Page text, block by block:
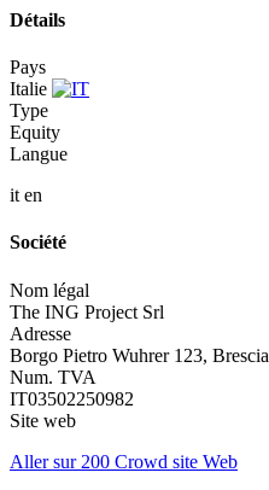
Détails
Pays
Italie
Type
Equity
Langue
it en
Société
Nom légal
The ING Project Srl
Adresse
Borgo Pietro Wuhrer 123, Brescia
Num. TVA
IT03502250982
Site web
Aller sur 200 Crowd site Web